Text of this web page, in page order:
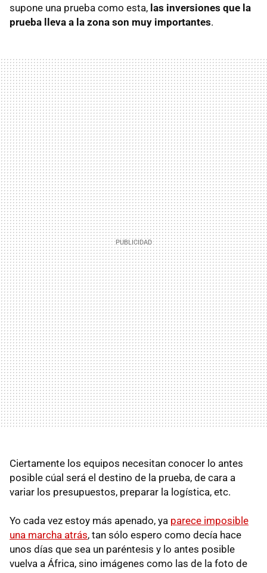
supone una prueba como esta, las inversiones que la
prueba lleva a la zona son muy importantes.
Ciertamente los equipos necesitan conocer lo antes
posible cúal será el destino de la prueba, de cara a
variar los presupuestos, preparar la logística, etc.
Yo cada vez estoy más apenado, ya parece imposible
una marcha atrás, tan sólo espero como decía hace
unos días que sea un paréntesis y lo antes posible
vuelva a África, sino imágenes como las de la foto de